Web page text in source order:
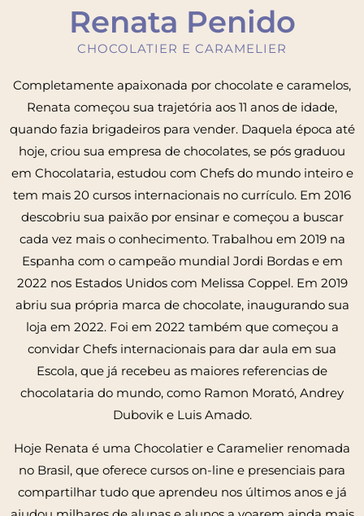
Renata Penido
CHOCOLATIER E CARAMELIER
Completamente apaixonada por chocolate e caramelos,
Renata começou sua trajetória aos 11 anos de idade,
quando fazia brigadeiros para vender. Daquela época até
hoje, criou sua empresa de chocolates, se pós graduou
em Chocolataria, estudou com Chefs do mundo inteiro e
tem mais 20 cursos internacionais no currículo. Em 2016
descobriu sua paixão por ensinar e começou a buscar
cada vez mais o conhecimento. Trabalhou em 2019 na
Espanha com o campeão mundial Jordi Bordas e em
2022 nos Estados Unidos com Melissa Coppel. Em 2019
abriu sua própria marca de chocolate, inaugurando sua
loja em 2022. Foi em 2022 também que começou a
convidar Chefs internacionais para dar aula em sua
Escola, que já recebeu as maiores referencias de
chocolataria do mundo, como Ramon Morató, Andrey
Dubovik e Luis Amado.
Hoje Renata é uma Chocolatier e Caramelier renomada
no Brasil, que oferece cursos on-line e presenciais para
compartilhar tudo que aprendeu nos últimos anos e já